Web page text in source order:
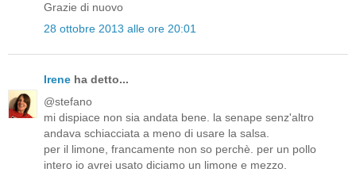
Grazie di nuovo
28 ottobre 2013 alle ore 20:01
Irene ha detto...
@stefano
mi dispiace non sia andata bene. la senape senz'altro
andava schiacciata a meno di usare la salsa.
per il limone, francamente non so perchè. per un pollo
intero io avrei usato diciamo un limone e mezzo.